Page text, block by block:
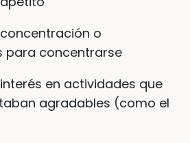
o
para concentrarse
en actividades que
agradables (como el